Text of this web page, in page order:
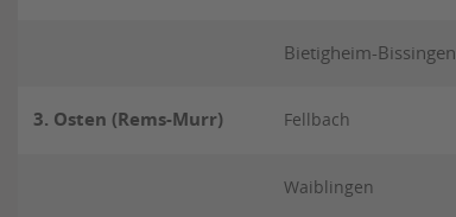
Bietigheim-Bissingen
3. Osten (Rems-Murr) Fellbach
Waiblingen